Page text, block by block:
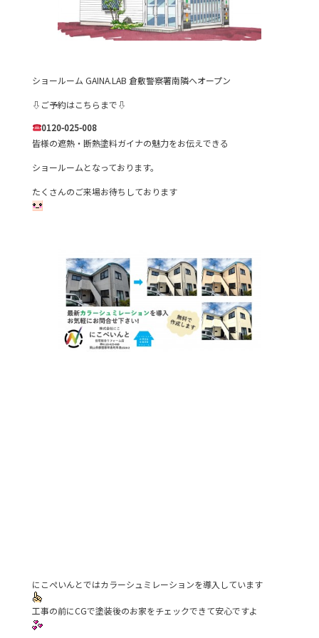
ショールーム GAINA.LAB 倉敷警察署南隣へオープン
⇩ご予約はこちらまで⇩
0120-025-008
皆様の遮熱・断熱塗料ガイナの魅力をお伝えできる
ショールームとなっております。
たくさんのご来場お待ちしております
にこぺいんとではカラーシュミレーションを導入しています
工事の前にCGで塗装後のお家をチェックできて安心ですよ